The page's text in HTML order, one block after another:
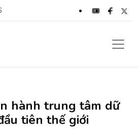
hành trung tâm dữ
tiên thế giới